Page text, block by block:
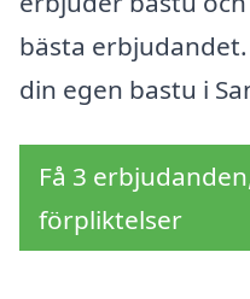
bästa
din egen bastu i
Få 3
förpliktelser